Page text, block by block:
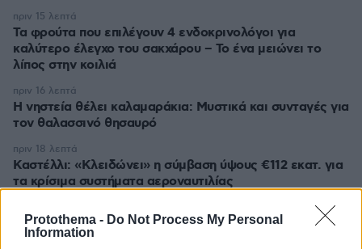
Protothema - Do Not Process My Personal
Information
Τα φρούτα που επιλέγουν 4 ενδοκρινολόγοι για
καλύτερο έλεγχο του σακχάρου – Το ένα μειώνει το
λίπος στην κοιλιά
πριν 15 λεπτά
Η νηστεία θέλει καλαμαράκια: Μυστικά και συνταγές για
τον θαλασσινό θησαυρό
πριν 16 λεπτά
Καστέλλι: «Κλειδώνει» η σύμβαση ύψους €112 εκατ. για
τα κρίσιμα συστήματα αεροναυτιλίας
πριν 18 λεπτά
Χιροσίμα 6 Αυγούστου 1945: Όταν το «Μικρό Αγόρι»
σκότωσε 80.000 ανθρώπους